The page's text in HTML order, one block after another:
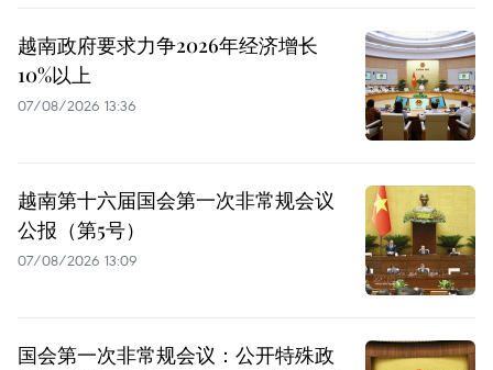
越南政府要求力争2026年经济增长
10%以上
07/08/2026 13:36
越南第十六届国会第一次非常规会议
公报（第5号）
07/08/2026 13:09
国会第一次非常规会议：公开特殊政